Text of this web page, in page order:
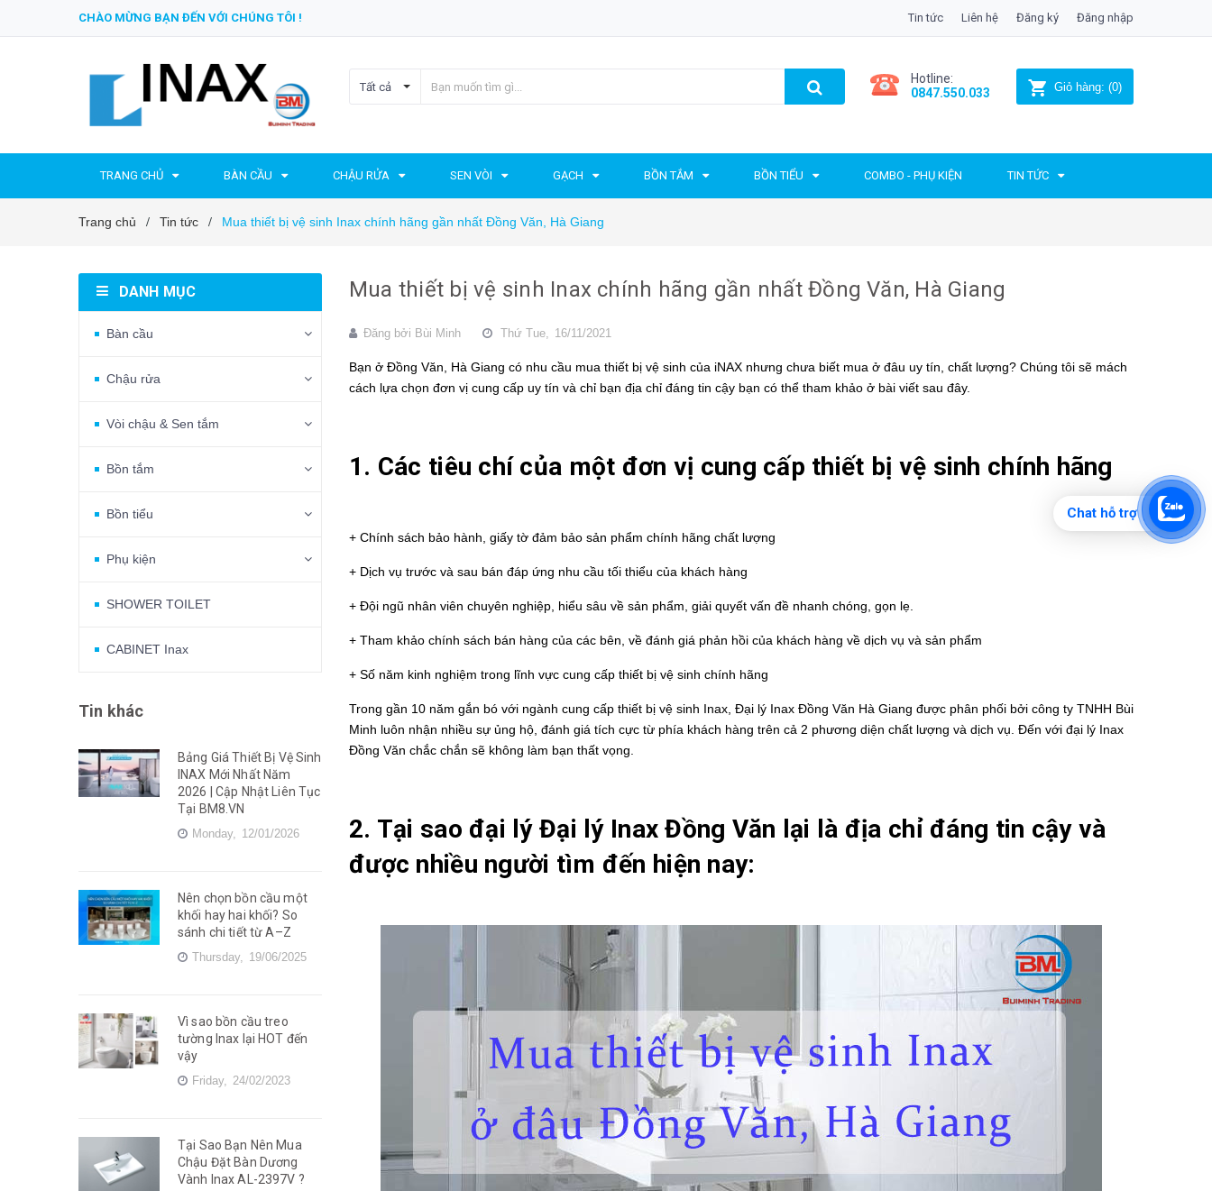
CHÀO MỪNG BẠN ĐẾN VỚI CHÚNG TÔI ! Tin tức Liên hệ Đăng ký Đăng nhập
Tất cả
Hotline:
0847.550.033
Giỏ hàng: (0)
TRANG CHỦ BÀN CẦU CHẬU RỬA SEN VÒI GẠCH BỒN TẮM BỒN TIỂU COMBO - PHỤ KIỆN TIN TỨC
Trang chủ / Tin tức / Mua thiết bị vệ sinh Inax chính hãng gần nhất Đồng Văn, Hà Giang
Mua thiết bị vệ sinh Inax chính hãng gần nhất Đồng Văn, Hà Giang
Đăng bởi Bùi Minh Thứ Tue, 16/11/2021
Bạn ở Đồng Văn, Hà Giang có nhu cầu mua thiết bị vệ sinh của iNAX nhưng chưa biết mua ở đâu uy tín, chất lượng? Chúng tôi sẽ mách
cách lựa chọn đơn vị cung cấp uy tín và chỉ bạn địa chỉ đáng tin cậy bạn có thể tham khảo ở bài viết sau đây.
1. Các tiêu chí của một đơn vị cung cấp thiết bị vệ sinh chính hãng
+ Chính sách bảo hành, giấy tờ đảm bảo sản phẩm chính hãng chất lượng
+ Dịch vụ trước và sau bán đáp ứng nhu cầu tối thiểu của khách hàng
+ Đội ngũ nhân viên chuyên nghiệp, hiểu sâu về sản phẩm, giải quyết vấn đề nhanh chóng, gọn lẹ.
+ Tham khảo chính sách bán hàng của các bên, về đánh giá phản hồi của khách hàng về dịch vụ và sản phẩm
+ Số năm kinh nghiệm trong lĩnh vực cung cấp thiết bị vệ sinh chính hãng
Trong gần 10 năm gắn bó với ngành cung cấp thiết bị vệ sinh Inax, Đại lý Inax Đồng Văn Hà Giang được phân phối bởi công ty TNHH Bùi
Minh luôn nhận nhiều sự ủng hộ, đánh giá tích cực từ phía khách hàng trên cả 2 phương diện chất lượng và dịch vụ. Đến với đại lý Inax
Đồng Văn chắc chắn sẽ không làm bạn thất vọng.
2. Tại sao đại lýĐại lý Inax Đồng Văn lại là địa chỉ đáng tin cậy và
được nhiều người tìm đến hiện nay:
DANH MỤC
Bàn cầu
Chậu rửa
Vòi chậu & Sen tắm
Bồn tắm
Bồn tiểu
Phụ kiện
SHOWER TOILET
CABINET Inax
Tin khác
Bảng Giá Thiết Bị Vệ Sinh
INAX Mới Nhất Năm
2026 | Cập Nhật Liên Tục
Tại BM8.VN
Monday, 12/01/2026
Nên chọn bồn cầu một
khối hay hai khối? So
sánh chi tiết từ A–Z
Thursday, 19/06/2025
Vì sao bồn cầu treo
tường Inax lại HOT đến
vậy
Friday, 24/02/2023
Tại Sao Bạn Nên Mua
Chậu Đặt Bàn Dương
Vành Inax AL-2397V ?
Chat hỗ trợ